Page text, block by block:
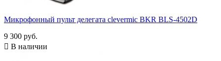
Микрофонный пульт делегата clevermic BKR BLS-4502D
9 300 руб.
 В наличии